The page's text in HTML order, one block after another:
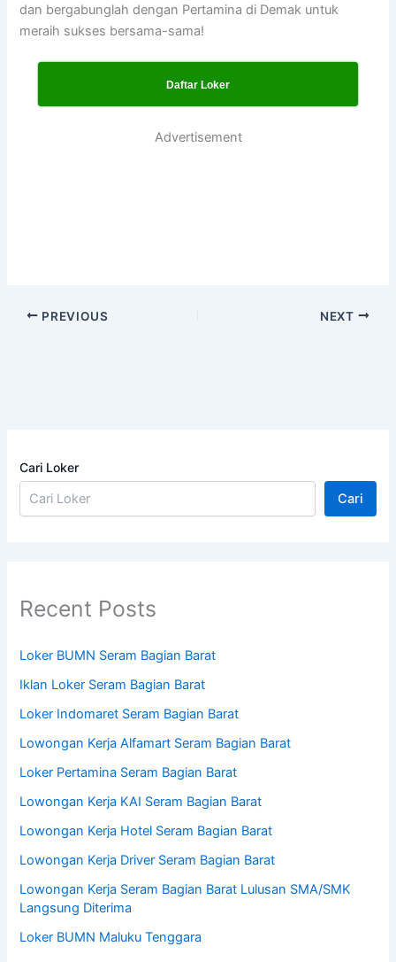
dan bergabunglah dengan Pertamina di Demak untuk
meraih sukses bersama-sama!
Daftar Loker
Advertisement
PREVIOUS NEXT
Cari Loker
Cari
Recent Posts
Loker BUMN Seram Bagian Barat
Iklan Loker Seram Bagian Barat
Loker Indomaret Seram Bagian Barat
Lowongan Kerja Alfamart Seram Bagian Barat
Loker Pertamina Seram Bagian Barat
Lowongan Kerja KAI Seram Bagian Barat
Lowongan Kerja Hotel Seram Bagian Barat
Lowongan Kerja Driver Seram Bagian Barat
Lowongan Kerja Seram Bagian Barat Lulusan SMA/SMK
Langsung Diterima
Loker BUMN Maluku Tenggara